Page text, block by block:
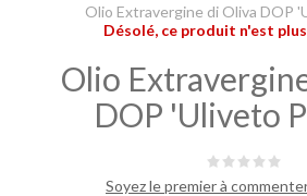
Olio Extravergine di Oliva DOP
Désolé, ce produit n'est
Olio
DOP 'Uliveto
Soyez le premier à